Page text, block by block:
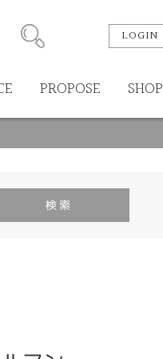
LOGIN
PROPOSE SHOP